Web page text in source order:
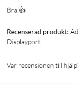
adapter
DP-kabel USB-C
Bra.👍
Recenserad produkt:
Displayport
Var recensionen till